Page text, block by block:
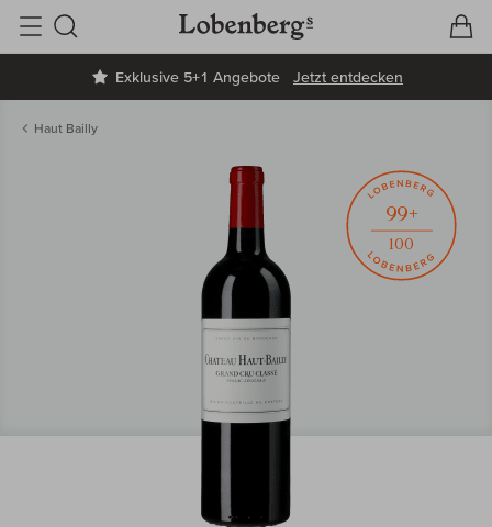
Exklusive 5+1 Angebote Jetzt entdecken
Suche
Haut Bailly
99+
100